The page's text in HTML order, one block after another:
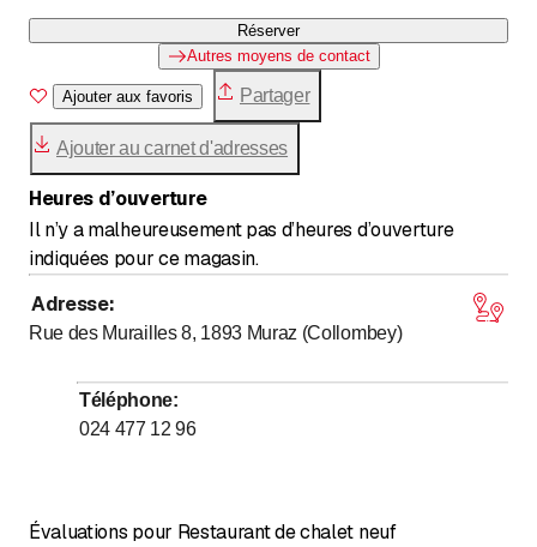
Réserver
Autres moyens de contact
Ajouter aux favoris Partager
Ajouter au carnet d'adresses
Heures d’ouverture
Il n’y a malheureusement pas d’heures d’ouverture
indiquées pour ce magasin.
Adresse:
Rue des Murailles 8, 1893 Muraz (Collombey)
Téléphone:
024 477 12 96
Évaluations pour Restaurant de chalet neuf